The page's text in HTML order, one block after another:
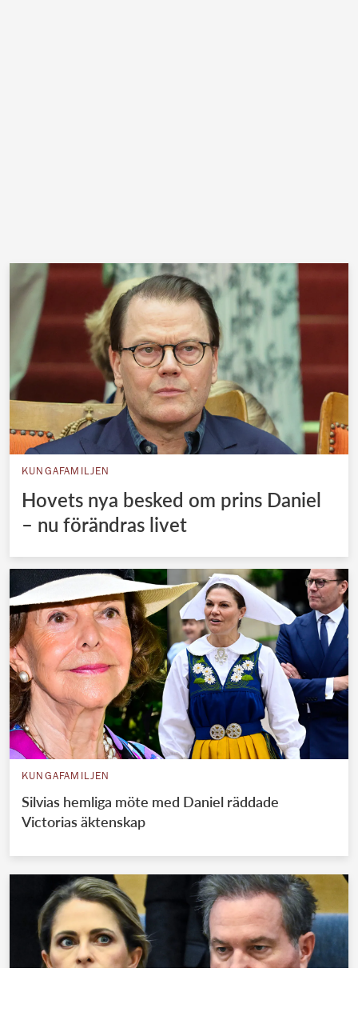
KUNGAFAMILJEN
Hovets nya besked om prins Daniel
– nu förändras livet
KUNGAFAMILJEN
Silvias hemliga möte med Daniel räddade
Victorias äktenskap